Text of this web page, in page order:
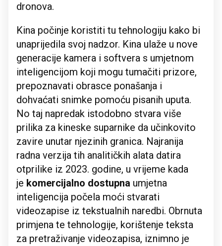
dronova.
Kina počinje koristiti tu tehnologiju kako bi
unaprijedila svoj nadzor. Kina ulaže u nove
generacije kamera i softvera s umjetnom
inteligencijom koji mogu tumačiti prizore,
prepoznavati obrasce ponašanja i
dohvaćati snimke pomoću pisanih uputa.
No taj napredak istodobno stvara više
prilika za kineske suparnike da učinkovito
zavire unutar njezinih granica. Najranija
radna verzija tih analitičkih alata datira
otprilike iz 2023. godine, u vrijeme kada
je komercijalno dostupna umjetna
inteligencija počela moći stvarati
videozapise iz tekstualnih naredbi. Obrnuta
primjena te tehnologije, korištenje teksta
za pretraživanje videozapisa, iznimno je